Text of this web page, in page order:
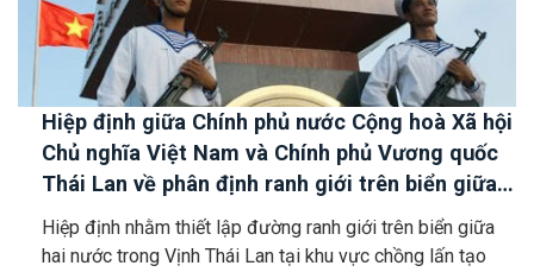
Hiệp định giữa Chính phủ nước Cộng hoà Xã hội
Chủ nghĩa Việt Nam và Chính phủ Vương quốc
Thái Lan về phân định ranh giới trên biển giữa
hai nước trong Vịnh Thái Lan.
Hiệp định nhằm thiết lập đường ranh giới trên biển giữa
hai nước trong Vịnh Thái Lan tại khu vực chồng lấn tạo